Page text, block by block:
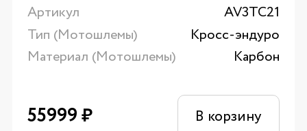
Артикул
AV3TC21
Тип (Мотошлемы)
Кросс-эндуро
Материал (Мотошлемы)
Карбон
55999₽ В корзину